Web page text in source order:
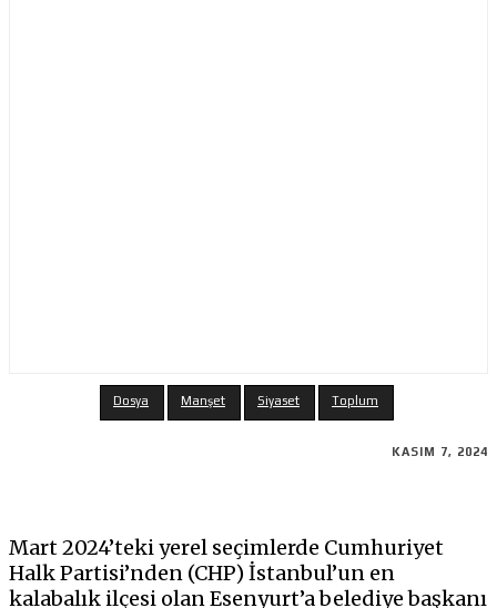
Dosya Manşet Siyaset Toplum
KASIM 7, 2024
Mart 2024’teki yerel seçimlerde Cumhuriyet
Halk Partisi’nden (CHP) İstanbul’un en
kalabalık ilçesi olan Esenyurt’a belediye başkanı